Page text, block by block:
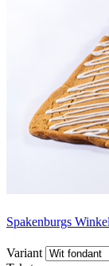
Spakenburgs
Variant